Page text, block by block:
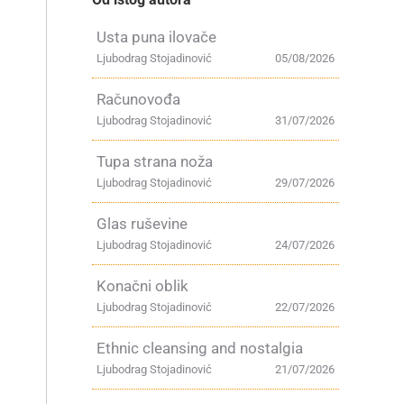
Usta puna ilovače
05/08/2026
Ljubodrag Stojadinović
Računovođa
31/07/2026
Ljubodrag Stojadinović
Tupa strana noža
29/07/2026
Ljubodrag Stojadinović
Glas ruševine
24/07/2026
Ljubodrag Stojadinović
Konačni oblik
22/07/2026
Ljubodrag Stojadinović
Ethnic cleansing and nostalgia
21/07/2026
Ljubodrag Stojadinović